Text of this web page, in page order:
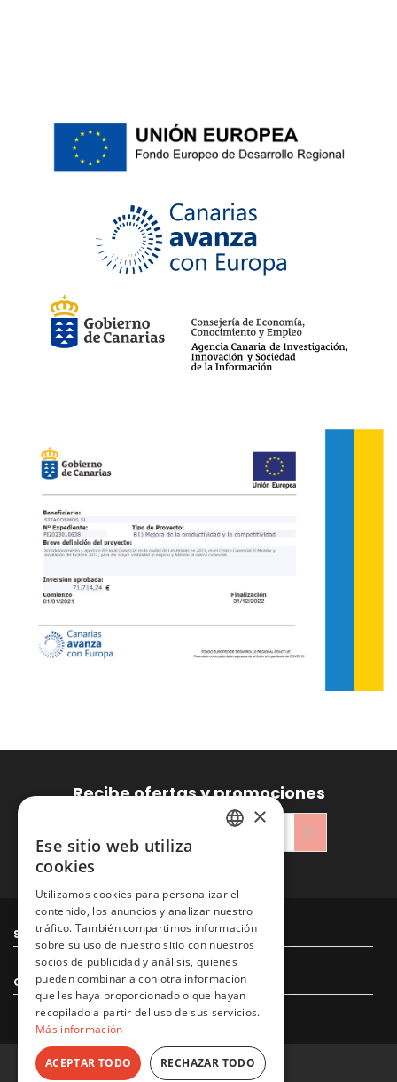
Recibe ofertas y promociones
He leído y acepto la
Sitacosmos SL
Contacto
×
Ese sitio web utiliza
cookies
Utilizamos cookies para personalizar el
contenido, los anuncios y analizar nuestro
tráfico. También compartimos información
sobre su uso de nuestro sitio con nuestros
socios de publicidad y análisis, quienes
pueden combinarla con otra información
que les haya proporcionado o que hayan
recopilado a partir del uso de sus servicios.
Más información
ACEPTAR TODO RECHAZAR TODO